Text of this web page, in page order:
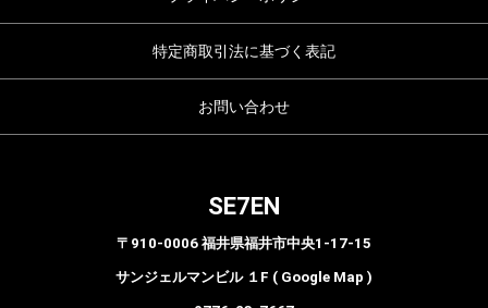
特定商取引法に基づく表記
お問い合わせ
SE7EN
〒910-0006 福井県福井市中央1-17-15
サンジェルマンビル １F ( Google Map )